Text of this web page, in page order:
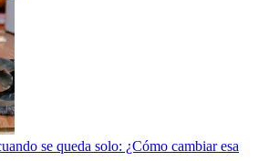
se queda solo: ¿Cómo cambiar esa